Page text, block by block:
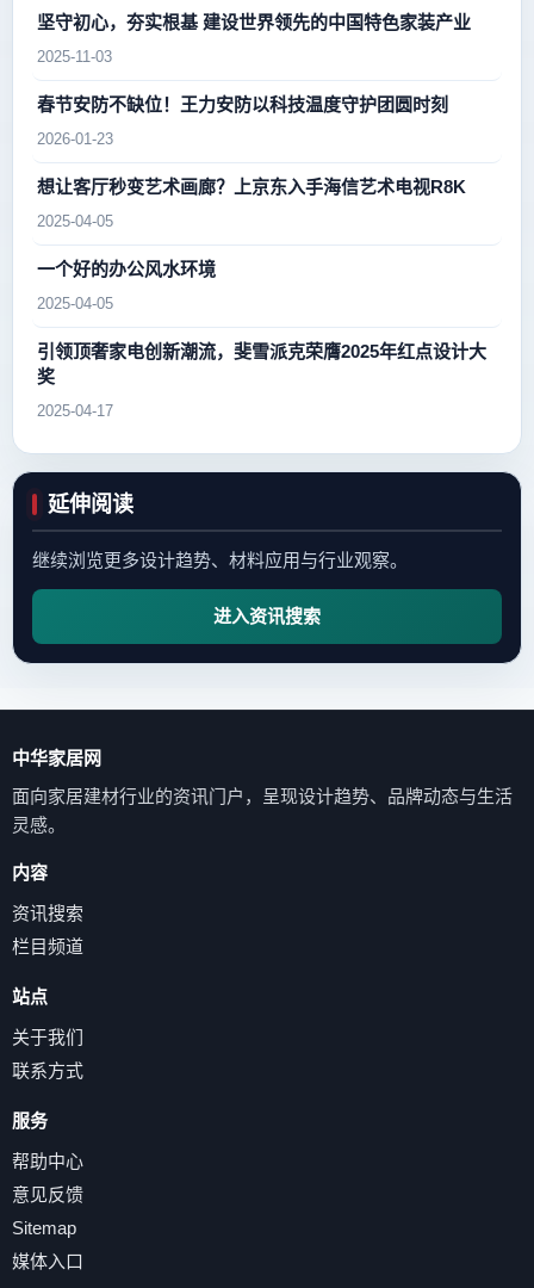
坚守初心，夯实根基 建设世界领先的中国特色家装产业
2025-11-03
春节安防不缺位！王力安防以科技温度守护团圆时刻
2026-01-23
想让客厅秒变艺术画廊？上京东入手海信艺术电视R8K
2025-04-05
一个好的办公风水环境
2025-04-05
引领顶奢家电创新潮流，斐雪派克荣膺2025年红点设计大
奖
2025-04-17
延伸阅读
继续浏览更多设计趋势、材料应用与行业观察。
进入资讯搜索
中华家居网
面向家居建材行业的资讯门户，呈现设计趋势、品牌动态与生活
灵感。
内容
资讯搜索
栏目频道
站点
关于我们
联系方式
服务
帮助中心
意见反馈
Sitemap
媒体入口